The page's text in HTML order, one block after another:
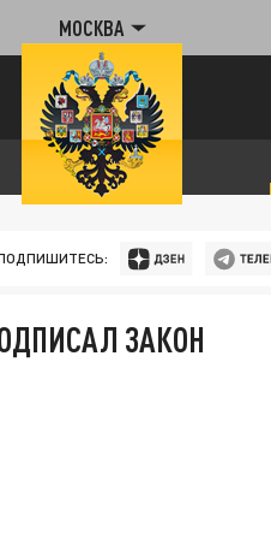
МОСКВА
ЗАКОН